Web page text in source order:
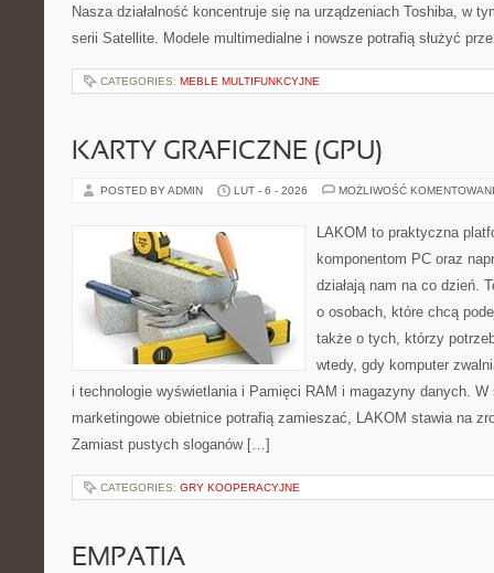
Nasza działalność koncentruje się na urządzeniach Toshiba, w
serii Satellite. Modele multimedialne i nowsze potrafią służyć
CATEGORIES: MEBLE MULTIFUNKCYJNE
KARTY GRAFICZNE (GPU)
POSTED BY ADMIN LUT - 6 - 2026 MOŻLIWOŚĆ
LAKOM to praktyczna
komponentom PC oraz
działają nam na co dzień.
o osobach, które chcą
także o tych, którzy
wtedy, gdy komputer
i technologie wyświetlania i Pamięci RAM i magazyny danych.
marketingowe obietnice potrafią zamieszać, LAKOM stawia na
Zamiast pustych sloganów […]
CATEGORIES: GRY KOOPERACYJNE
EMPATIA